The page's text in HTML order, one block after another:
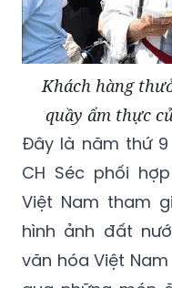
Khách hàng
quầy ẩm thực
Đây là năm thứ
CH Séc phối
Việt Nam tham
hình ảnh đất
văn hóa Việt
qua những món
hóa gần gũi và